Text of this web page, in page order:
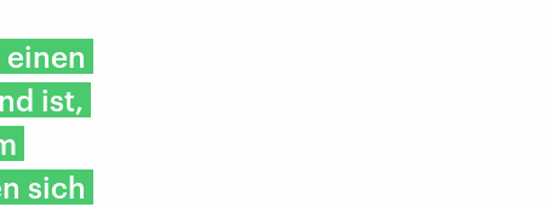
einen
ist,
sich